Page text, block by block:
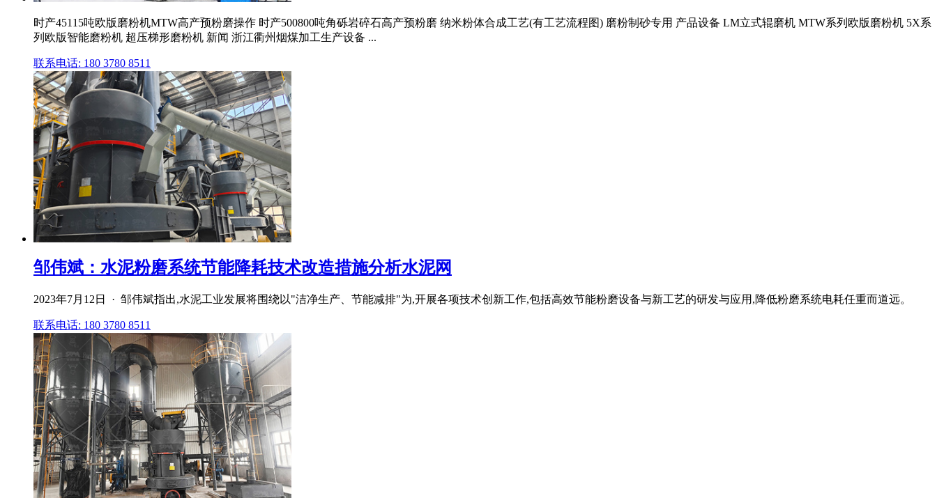
时产45115吨欧版磨粉机MTW高产预粉磨操作 时产500800吨角砾岩碎石高产预粉磨 纳米粉体合成工艺(有工艺流程图) 磨粉制砂专用 产品设备 LM立式辊磨机 MTW系列欧版磨粉机 5X系
列欧版智能磨粉机 超压梯形磨粉机 新闻 浙江衢州烟煤加工生产设备 ...
联系电话: 180 3780 8511
邹伟斌：水泥粉磨系统节能降耗技术改造措施分析水泥网
2023年7月12日 · 邹伟斌指出,水泥工业发展将围绕以"洁净生产、节能减排"为,开展各项技术创新工作,包括高效节能粉磨设备与新工艺的研发与应用,降低粉磨系统电耗任重而道远。
联系电话: 180 3780 8511